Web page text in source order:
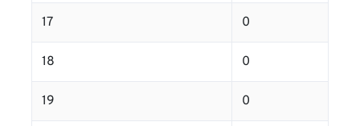
17 0
18 0
19 0